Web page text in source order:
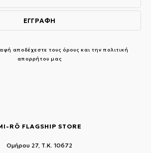
αποδέχεστε τους όρους και την πολιτική
απορρήτου μας
RŌ FLAGSHIP STORE
Ομήρου 27, Τ.Κ. 10672